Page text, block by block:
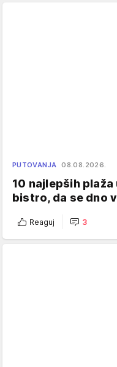
PUTOVANJA 08.08.2026.
10 najlepših
bistro, da se dno
Reaguj 3